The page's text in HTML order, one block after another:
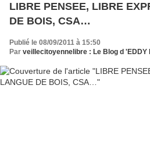
LIBRE PENSEE, LIBRE
DE BOIS, CSA…
Publié le 08/09/2011 à 15:50
Par veillecitoyennelibre : Le Blog d 'EDDY